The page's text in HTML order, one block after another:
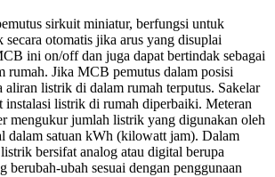
sirkuit miniatur, berfungsi untuk
otomatis jika arus yang disuplai
ini on/off dan juga dapat bertindak sebagai
rumah. Jika MCB pemutus dalam posisi
aliran listrik di dalam rumah terputus. Sakelar
instalasi listrik di rumah diperbaiki. Meteran
mengukur jumlah listrik yang digunakan oleh
dalam satuan kWh (kilowatt jam). Dalam
bersifat analog atau digital berupa
berubah-ubah sesuai dengan penggunaan